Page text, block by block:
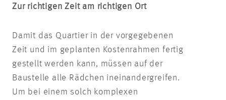
Zur richtigen Zeit am richtigen Ort
Damit das Quartier in der vorgegebenen
Zeit und im geplanten Kostenrahmen fertig
gestellt werden kann, müssen auf der
Baustelle alle Rädchen ineinandergreifen.
Um bei einem solch komplexen